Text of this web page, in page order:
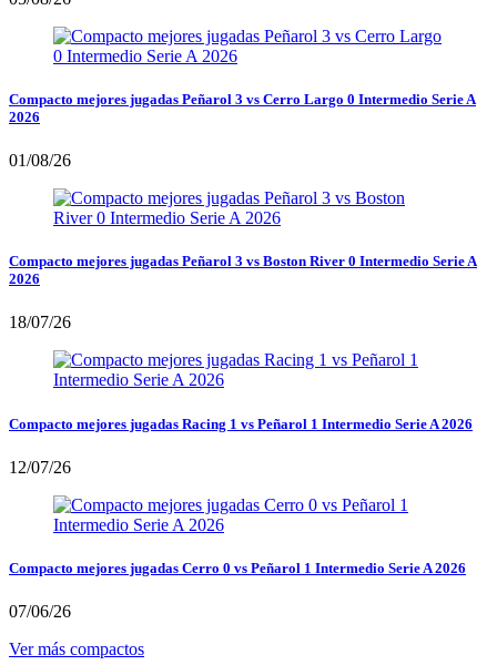
Compacto mejores jugadas Peñarol 3 vs Cerro Largo 0 Intermedio Serie A
2026
01/08/26
Compacto mejores jugadas Peñarol 3 vs Boston River 0 Intermedio Serie A
2026
18/07/26
Compacto mejores jugadas Racing 1 vs Peñarol 1 Intermedio Serie A 2026
12/07/26
Compacto mejores jugadas Cerro 0 vs Peñarol 1 Intermedio Serie A 2026
07/06/26
Ver más compactos